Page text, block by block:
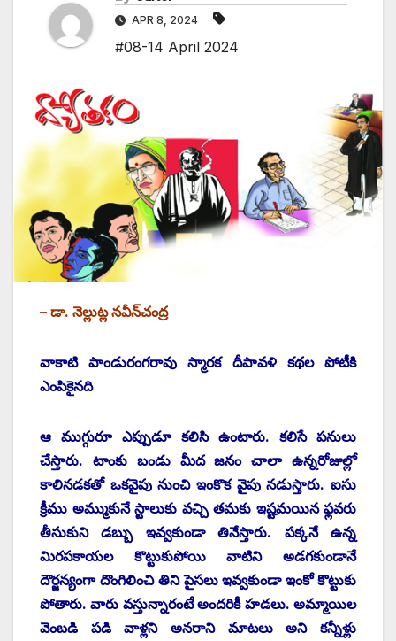
APR 8, 2024
#08-14 April 2024
– డా. నెల్లుట్ల నవీన్‌చంద్ర
వాకాటి పాండురంగరావు స్మారక దీపావళి కథల పోటీకి
ఎంపికైనది
ఆ ముగ్గురూ ఎప్పుడూ కలిసి ఉంటారు. కలిసే పనులు
చేస్తారు. టాంకు బండు మీద జనం చాలా ఉన్నరోజుల్లో
కాలినడకతో ఒకవైపు నుంచి ఇంకొక వైపు నడుస్తారు. ఐసు
క్రీము అమ్ముకునే స్టాలుకు వచ్చి తమకు ఇష్టమయిన ఫ్లవరు
తీసుకుని డబ్బు ఇవ్వకుండా తినేస్తారు. పక్కనే ఉన్న
మిరపకాయల కొట్టుకుపోయి వాటిని అడగకుండానే
దౌర్జన్యంగా దొంగిలించి తిని పైసలు ఇవ్వకుండా ఇంకో కొట్టుకు
పోతారు. వారు వస్తున్నారంటే అందరికీ హడలు. అమ్మాయిల
వెంబడి పడి వాళ్లని అనరాని మాటలు అని కన్నీళ్లు